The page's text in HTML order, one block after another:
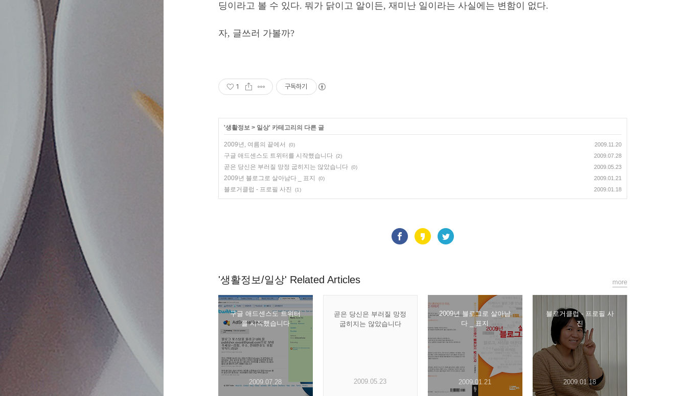
딩이라고 볼 수 있다. 뭐가 닭이고 알이든, 재미난 일이라는 사실에는 변함이 없다.
자, 글쓰러 가볼까?
1 구독하기
'생활정보> 일상' 카테고리의 다른 글
2009년, 여름의 끝에서 (0) 2009.11.20
구글 애드센스도 트위터를 시작했습니다 (2) 2009.07.28
곧은 당신은 부러질 망정 굽히지는 않았습니다 (0) 2009.05.23
2009년 블로그로 살아남다 _ 표지 (0) 2009.01.21
블로거클럽 - 프로필 사진 (1) 2009.01.18
'생활정보/일상' Related Articles
구글 애드센스도 트위터
를 시작했습니다
2009.07.28
곧은 당신은 부러질 망정
굽히지는 않았습니다
2009.05.23
2009년 블로그로 살아남
다 _ 표지
2009.01.21
블로거클럽 - 프로필 사
진
2009.01.18
more